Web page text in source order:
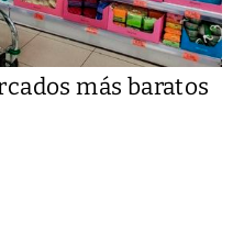
más baratos